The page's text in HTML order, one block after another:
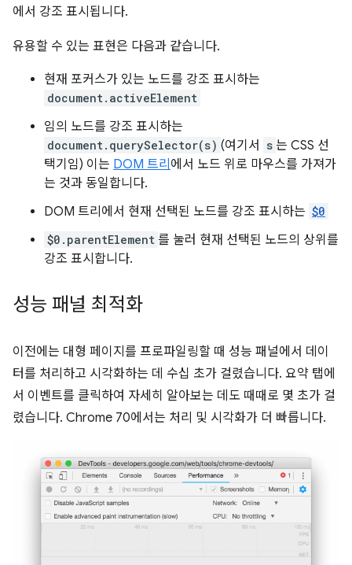
에서 강조 표시됩니다.
유용할 수 있는 표현은 다음과 같습니다.
현재 포커스가 있는 노드를 강조 표시하는
document.activeElement
임의 노드를 강조 표시하는
document.querySelector(s) (여기서 s 는 CSS 선
택기임) 이는 DOM 트리 에서 노드 위로 마우스를 가져가
는 것과 동일합니다.
DOM 트리에서 현재 선택된 노드를 강조 표시하는 $0
$0.parentElement 를 눌러 현재 선택된 노드의 상위를
강조 표시합니다.
성능 패널 최적화
이전에는 대형 페이지를 프로파일링할 때 성능 패널에서 데이
터를 처리하고 시각화하는 데 수십 초가 걸렸습니다. 요약 탭에
서 이벤트를 클릭하여 자세히 알아보는 데도 때때로 몇 초가 걸
렸습니다. Chrome 70에서는 처리 및 시각화가 더 빠릅니다.